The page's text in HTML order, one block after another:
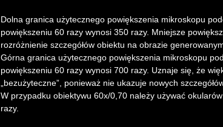
Dolna granica użytecznego powiększenia mikroskopu
powiększeniu 60 razy wynosi 350 razy. Mniejsze
rozróżnienie szczegółów obiektu na obrazie
Górna granica użytecznego powiększenia mikroskopu
powiększeniu 60 razy wynosi 700 razy. Uznaje się, że
„bezużyteczne”, ponieważ nie ukazuje nowych
W przypadku obiektywu 60x/0,70 należy używać
razy.